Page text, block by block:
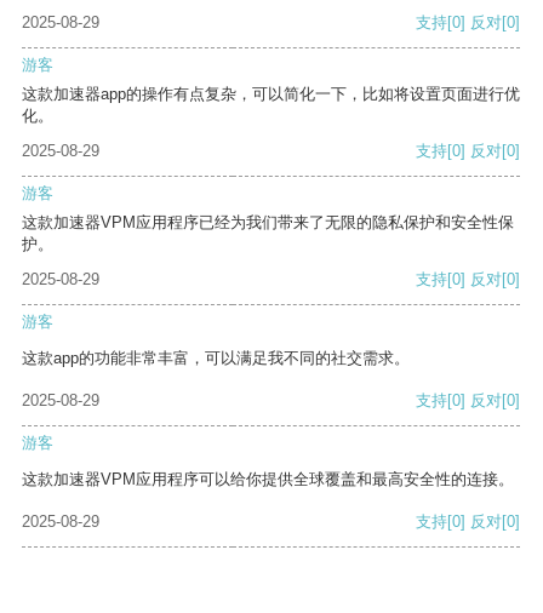
2025-08-29 支持[0] 反对[0]
游客
这款加速器app的操作有点复杂，可以简化一下，比如将设置页面进行优
化。
2025-08-29
支持[0] 反对[0]
游客
这款加速器VPM应用程序已经为我们带来了无限的隐私保护和安全性保
护。
2025-08-29
支持[0] 反对[0]
游客
这款app的功能非常丰富，可以满足我不同的社交需求。
2025-08-29 支持[0] 反对[0]
游客
这款加速器VPM应用程序可以给你提供全球覆盖和最高安全性的连接。
2025-08-29 支持[0] 反对[0]